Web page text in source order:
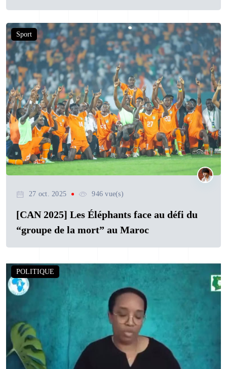
Sport
27 oct. 2025 946 vue(s)
[CAN 2025] Les Éléphants face au défi du
“groupe de la mort” au Maroc
POLITIQUE